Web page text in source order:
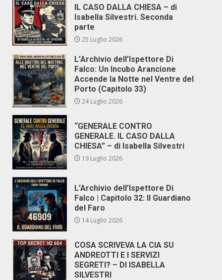
IL CASO DALLA CHIESA – di
Isabella Silvestri. Seconda
parte
25 Luglio 2026
L’Archivio dell’Ispettore Di
Falco: Un Incubo Arancione
Accende la Notte nel Ventre del
Porto (Capitolo 33)
24 Luglio 2026
“GENERALE CONTRO
GENERALE. IL CASO DALLA
CHIESA” – di Isabella Silvestri
19 Luglio 2026
L’Archivio dell’Ispettore Di
Falco | Capitolo 32: Il Guardiano
del Faro
14 Luglio 2026
COSA SCRIVEVA LA CIA SU
ANDREOTTI E I SERVIZI
SEGRETI? – DI ISABELLA
SILVESTRI